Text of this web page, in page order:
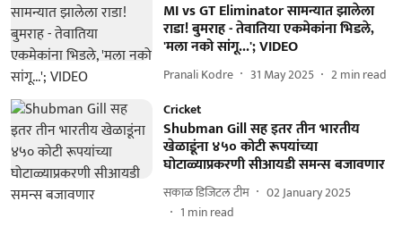
MI vs GT Eliminator सामन्यात झालेला
राडा! बुमराह - तेवातिया एकमेकांना भिडले,
'मला नको सांगू...'; VIDEO
Pranali Kodre 31 May 2025 2min read
Cricket
Shubman Gill सह इतर तीन भारतीय
खेळाडूंना ४५० कोटी रूपयांच्या
घोटाळ्याप्रकरणी सीआयडी समन्स बजावणार
सकाळ डिजिटल टीम
02 January 2025
1 min read